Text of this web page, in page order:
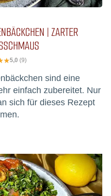
| ZARTER
5,0 (9)
sind eine
einfach zubereitet. Nur
sich für dieses Rezept